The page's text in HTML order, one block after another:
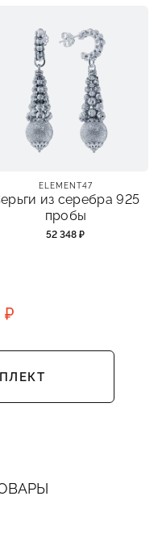
ELEMENT47
из серебра 925
пробы
52 348 ₽
₽